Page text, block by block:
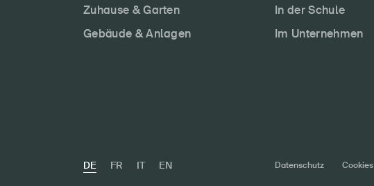
Zuhause & Garten
Gebäude & Anlagen
In der Schule
Im Unternehmen
DE FR IT EN Datenschutz Cookies